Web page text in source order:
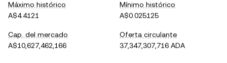
Máximo histórico
A$4.4121
Mínimo histórico
A$0.025125
Cap. del mercado
A$10,627,462,166
Oferta circulante
37,347,307,716 ADA